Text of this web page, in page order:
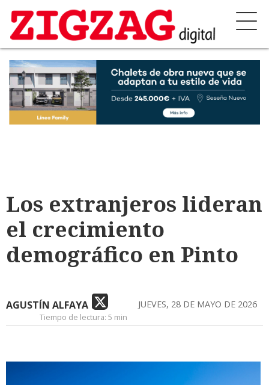
Los extranjeros lideran
el crecimiento
demográfico en Pinto
AGUSTÍN ALFAYA JUEVES, 28 DE MAYO DE 2026
Tiempo de lectura: 5 min